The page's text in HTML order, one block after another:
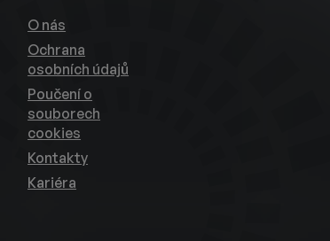
O nás
Ochrana
osobních údajů
Poučení o
souborech
cookies
Kontakty
Kariéra